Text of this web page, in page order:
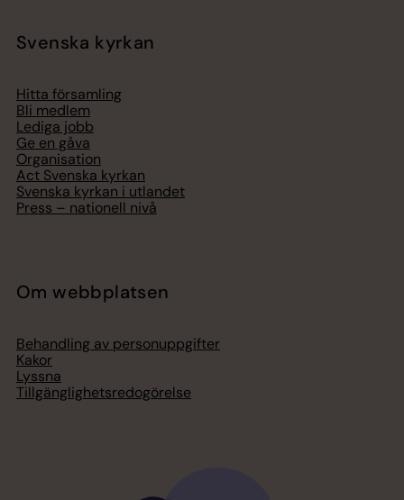
Svenska kyrkan
Hitta församling
Bli medlem
Lediga jobb
Ge en gåva
Organisation
Act Svenska kyrkan
Svenska kyrkan i utlandet
Press – nationell nivå
Om webbplatsen
Behandling av personuppgifter
Kakor
Lyssna
Tillgänglighetsredogörelse